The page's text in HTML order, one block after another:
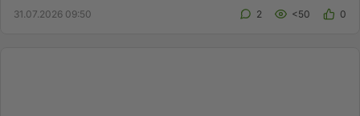
31.07.2026 09:50 2 <50 0